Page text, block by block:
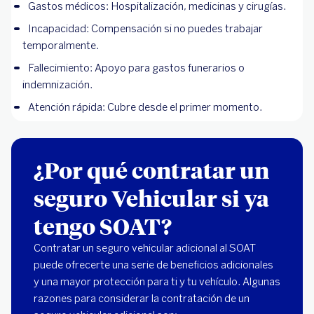
Gastos médicos: Hospitalización, medicinas y cirugías.
Incapacidad: Compensación si no puedes trabajar
temporalmente.
Fallecimiento: Apoyo para gastos funerarios o
indemnización.
Atención rápida: Cubre desde el primer momento.
¿Por qué contratar un
seguro Vehicular si ya
tengo SOAT?
Contratar un seguro vehicular adicional al SOAT
puede ofrecerte una serie de beneficios adicionales
y una mayor protección para ti y tu vehículo. Algunas
razones para considerar la contratación de un